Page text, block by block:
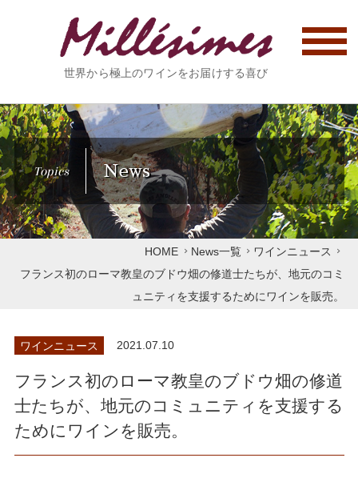
世界から極上のワインをお届けする喜び
Topics News
HOME News一覧
ワインニュース
フランス初のローマ教皇のブドウ畑の修道士たちが、地元のコミ
ュニティを支援するためにワインを販売。
ワインニュース 2021.07.10
フランス初のローマ教皇のブドウ畑の修道
士たちが、地元のコミュニティを支援する
ためにワインを販売。